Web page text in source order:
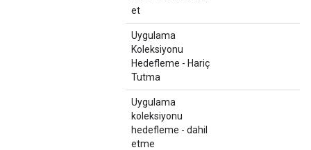
et
Uygulama
Koleksiyonu
Hedefleme - Hariç
Tutma
Uygulama
koleksiyonu
hedefleme - dahil
etme